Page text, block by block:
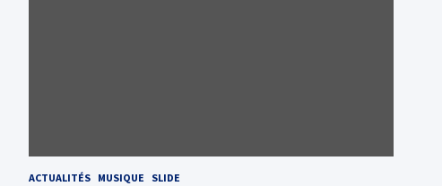
ACTUALITÉS MUSIQUE SLIDE